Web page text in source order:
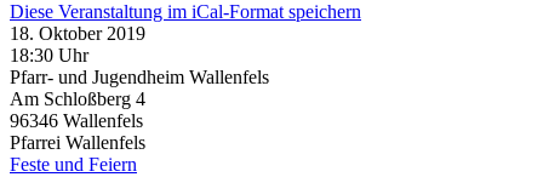
Diese Veranstaltung im iCal-Format speichern
18. Oktober 2019
18:30 Uhr
Pfarr- und Jugendheim Wallenfels
Am Schloßberg 4
96346 Wallenfels
Pfarrei Wallenfels
Feste und Feiern